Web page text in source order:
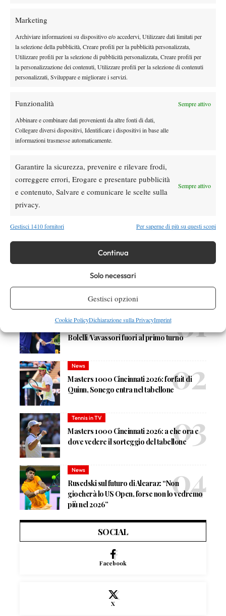
Marketing
Archiviare informazioni su dispositivo e/o accedervi, Utilizzare dati limitati per
la selezione della pubblicità, Creare profili per la pubblicità personalizzata,
Utilizzare profili per la selezione di pubblicità personalizzata, Creare profili per
la personalizzazione dei contenuti, Utilizzare profili per la selezione di contenuti
personalizzati, Sviluppare e migliorare i servizi.
Funzionalità Sempre attivo
Abbinare e combinare dati provenienti da altre fonti di dati,
Collegare diversi dispositivi, Identificare i dispositivi in base alle
informazioni trasmesse automaticamente.
Garantire la sicurezza, prevenire e rilevare frodi,
correggere errori, Erogare e presentare pubblicità
e contenuto, Salvare e comunicare le scelte sulla
privacy.
Sempre attivo
Gestisci 1410 fornitori Per saperne di più su questi scopi
Continua
Solo necessari
Gestisci opzioni
Cookie PolicyDichiarazione sulla PrivacyImprint
Stanislas Wawrinka
Nessun commento
Devi essere
DI TENDENZA
Masters 1000 Montreal 2026:
Bolelli/Vavassori fuori al primo turno
News
Masters 1000 Cincinnati 2026: forfait di
Quinn, Sonego entra nel tabellone
Tennis in TV
Masters 1000 Cincinnati 2026: a che ora e
dove vedere il sorteggio del tabellone
News
Rusedski sul futuro di Alcaraz: “Non
giocherà lo US Open, forse non lo vedremo
più nel 2026”
SOCIAL
Facebook
X